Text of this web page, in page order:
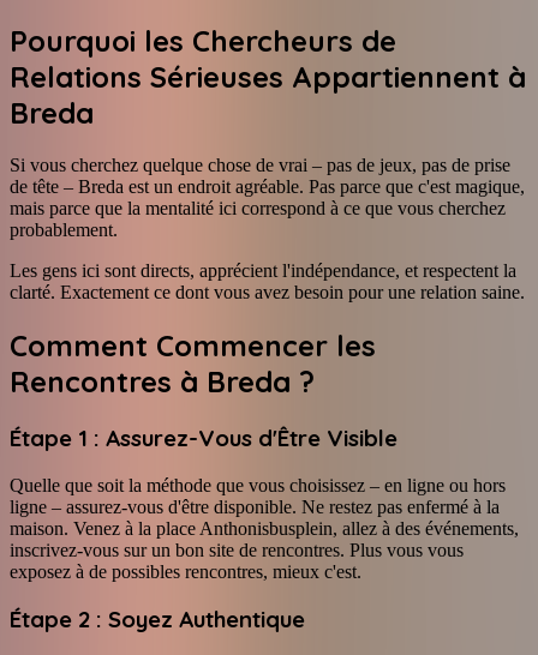
Pourquoi les Chercheurs de
Relations Sérieuses Appartiennent à
Breda
Si vous cherchez quelque chose de vrai – pas de jeux, pas de prise
de tête – Breda est un endroit agréable. Pas parce que c'est magique,
mais parce que la mentalité ici correspond à ce que vous cherchez
probablement.
Les gens ici sont directs, apprécient l'indépendance, et respectent la
clarté. Exactement ce dont vous avez besoin pour une relation saine.
Comment Commencer les
Rencontres à Breda ?
Étape 1 : Assurez-Vous d'Être Visible
Quelle que soit la méthode que vous choisissez – en ligne ou hors
ligne – assurez-vous d'être disponible. Ne restez pas enfermé à la
maison. Venez à la place Anthonisbusplein, allez à des événements,
inscrivez-vous sur un bon site de rencontres. Plus vous vous
exposez à de possibles rencontres, mieux c'est.
Étape 2 : Soyez Authentique